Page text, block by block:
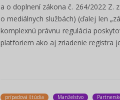
a o doplnení zákona č. 264/2022 Z.
o mediálnych službách) (ďalej len
komplexnú právnu regulácia
platforiem ako aj zriadenie registra
prípadová štúdia Manželstvo